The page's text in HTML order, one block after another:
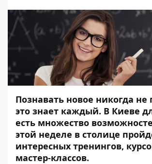
Познавать новое никогда не
это знает каждый. В Киеве
есть множество
этой неделе в столице
интересных тренингов,
мастер-классов.